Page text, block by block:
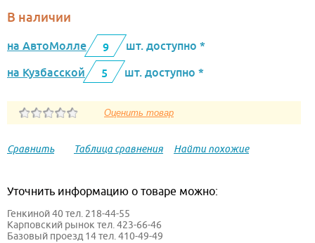
В наличии
на АвтоМолле 9
шт. доступно *
на Кузбасской
5 шт. доступно *
Сравнить Таблица сравнения Найти похожие
Уточнить информацию о товаре можно:
Генкиной 40 тел. 218-44-55
Карповский рынок тел. 423-66-46
Базовый проезд 14 тел. 410-49-49